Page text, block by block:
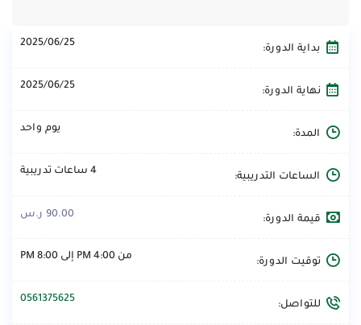
بداية الدورة: 2025/06/25
نهاية الدورة: 2025/06/25
المدة: يوم واحد
الساعات التدريبية: 4 ساعات تدريبية
قيمة الدورة: 90.00 ر.س
توقيت الدورة: من 4:00 PM إلى 8:00 PM
للتواصل: 0561375625